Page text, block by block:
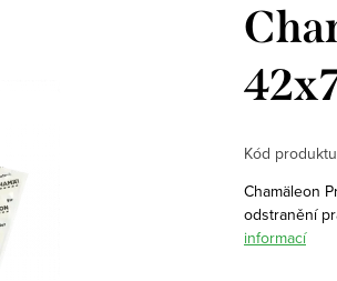
Kód
Chamäleon
odstranění
informací